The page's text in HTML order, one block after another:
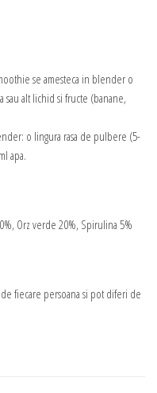
se amesteca in blender o
sau alt lichid si fructe (banane,
o lingura rasa de pulbere (5-
apa.
Orz verde 20%, Spirulina 5%
fiecare persoana si pot diferi de